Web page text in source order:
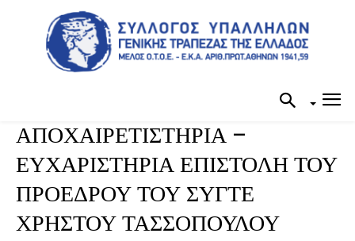
ΑΠΟΧΑΙΡΕΤΙΣΤΗΡΙΑ –
ΕΥΧΑΡΙΣΤΗΡΙΑ ΕΠΙΣΤΟΛΗ ΤΟΥ
ΠΡΟΕΔΡΟΥ ΤΟΥ ΣΥΓΤΕ
ΧΡΗΣΤΟΥ ΤΑΣΣΟΠΟΥΛΟΥ